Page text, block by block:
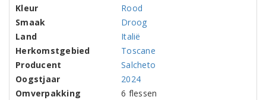
Kleur
Rood
Smaak
Droog
Land
Italië
Herkomstgebied
Toscane
Producent
Salcheto
Oogstjaar
2024
Omverpakking
6 flessen